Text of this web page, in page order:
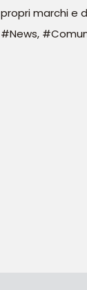
propri marchi e
#News,